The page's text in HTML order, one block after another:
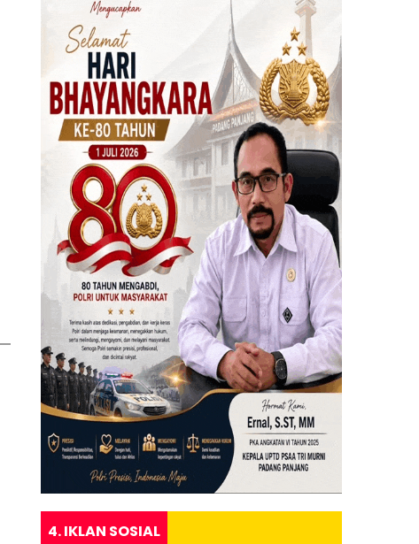
4. IKLAN SOSIAL